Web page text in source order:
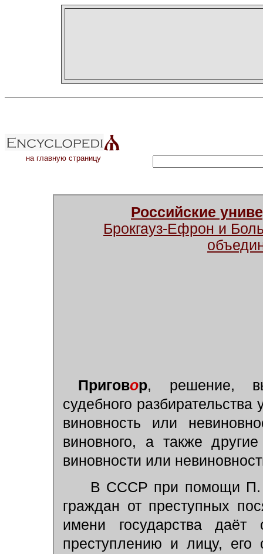
на главную страницу
Российские
Брокгауз-Ефрон и
Приговор, решение,
судебного
виновность или
виновного, а также
виновности или
В СССР при помощи П.
граждан от преступных
имени государства даёт
преступлению и лицу, его